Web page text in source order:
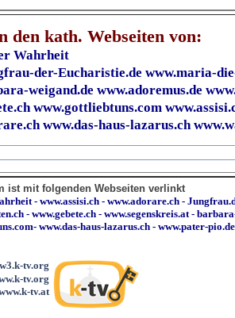
den kath. Webseiten von:
Wahrheit
der-Eucharistie.de www.maria-
weigand.de www.adoremus.de
www.gottliebtuns.com
www.das-haus-lazarus.ch
ist mit folgenden Webseiten verlinkt
- www.assisi.ch - www.adorare.ch -
- www.gebete.ch - www.segenskreis.at-
- www.das-haus-lazarus.ch - www.pater-pio.de
tv.org
tv.org
tv.at